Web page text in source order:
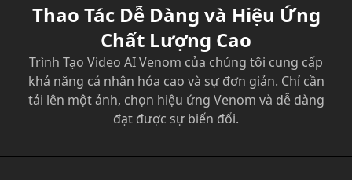
Thao Tác Dễ Dàng và Hiệu Ứng
Chất Lượng Cao
Trình Tạo Video AI Venom của chúng tôi cung cấp
khả năng cá nhân hóa cao và sự đơn giản. Chỉ cần
tải lên một ảnh, chọn hiệu ứng Venom và dễ dàng
đạt được sự biến đổi.